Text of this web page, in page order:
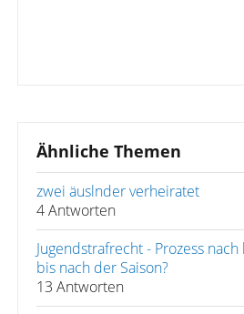
Ähnliche Themen
zwei äuslnder verheiratet
4 Antworten
Jugendstrafrecht - Prozess
bis nach der Saison?
13 Antworten